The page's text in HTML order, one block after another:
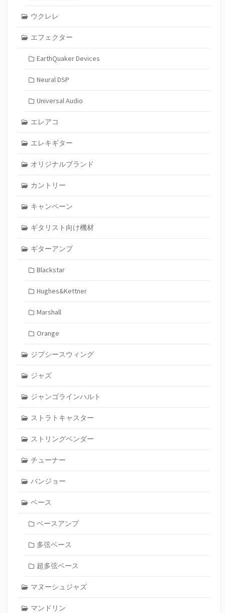
ウクレレ
エフェクター
EarthQuaker Devices
Neural DSP
Universal Audio
エレアコ
エレキギター
オリジナルブランド
カントリー
キャンペーン
ギタリスト向け機材
ギターアンプ
Blackstar
Hughes&Kettner
Marshall
Orange
ジプシースウィング
ジャズ
ジャンゴラインハルト
ストラトキャスター
ストリングベンダー
チューナー
バンジョー
ベース
ベースアンプ
多弦ベース
超多弦ベース
マヌーシュジャズ
マンドリン